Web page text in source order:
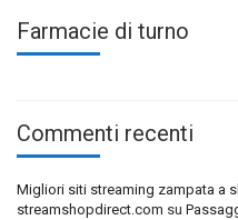
Farmacie di turno
Commenti recenti
Migliori siti streaming zampata a
streamshopdirect.com su